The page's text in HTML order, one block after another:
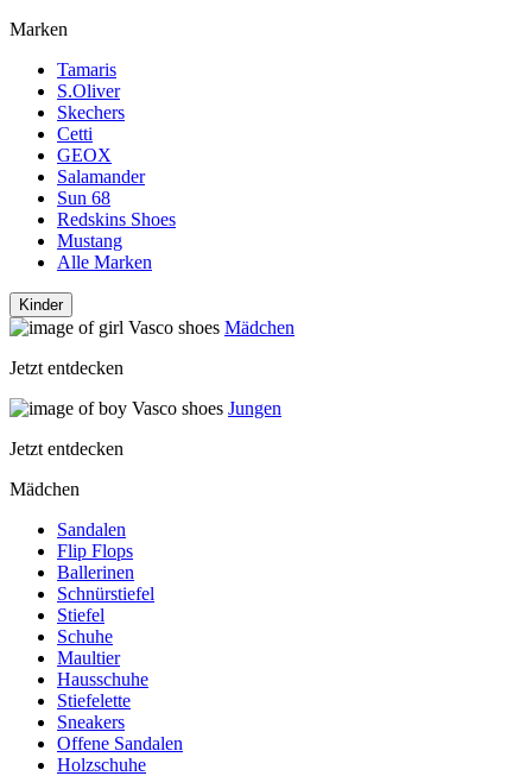
Marken
Tamaris
S.Oliver
Skechers
Cetti
GEOX
Salamander
Sun 68
Redskins Shoes
Mustang
Alle Marken
Kinder
Mädchen
Jetzt entdecken
Jungen
Jetzt entdecken
Mädchen
Sandalen
Flip Flops
Ballerinen
Schnürstiefel
Stiefel
Schuhe
Maultier
Hausschuhe
Stiefelette
Sneakers
Offene Sandalen
Holzschuhe